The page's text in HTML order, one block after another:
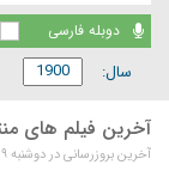
دوبله فارسی
سال:
آخرین فیلم های
آخرین بروزرسانی در دوشنبه ۱۹ مرداد ۱۴۰۵